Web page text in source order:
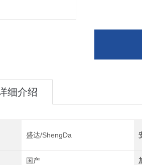
细介绍
盛达/ShengDa
国产